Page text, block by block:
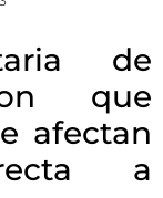
de
que
afectan
a